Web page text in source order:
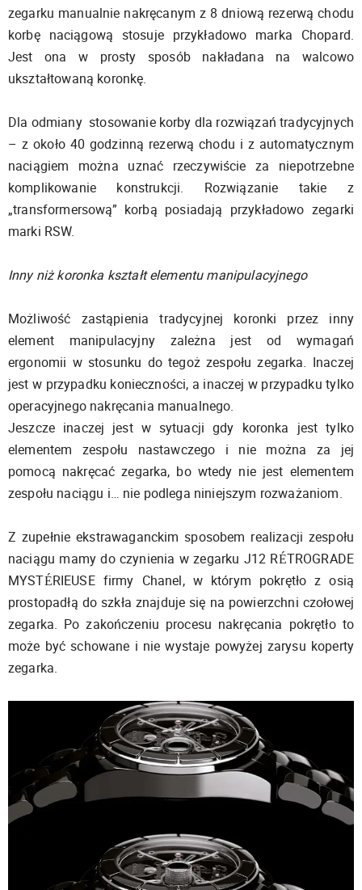
zegarku manualnie nakręcanym z 8 dniową rezerwą chodu
korbę naciągową stosuje przykładowo marka Chopard.
Jest ona w prosty sposób nakładana na walcowo
ukształtowaną koronkę.
Dla odmiany stosowanie korby dla rozwiązań tradycyjnych
– z około 40 godzinną rezerwą chodu i z automatycznym
naciągiem można uznać rzeczywiście za niepotrzebne
komplikowanie konstrukcji. Rozwiązanie takie z
„transformersową” korbą posiadają przykładowo zegarki
marki RSW.
Inny niż koronka kształt elementu manipulacyjnego
Możliwość zastąpienia tradycyjnej koronki przez inny
element manipulacyjny zależna jest od wymagań
ergonomii w stosunku do tegoż zespołu zegarka. Inaczej
jest w przypadku konieczności, a inaczej w przypadku tylko
operacyjnego nakręcania manualnego.
Jeszcze inaczej jest w sytuacji gdy koronka jest tylko
elementem zespołu nastawczego i nie można za jej
pomocą nakręcać zegarka, bo wtedy nie jest elementem
zespołu naciągu i… nie podlega niniejszym rozważaniom.
Z zupełnie ekstrawaganckim sposobem realizacji zespołu
naciągu mamy do czynienia w zegarku J12 RÉTROGRADE
MYSTÉRIEUSE firmy Chanel, w którym pokrętło z osią
prostopadłą do szkła znajduje się na powierzchni czołowej
zegarka. Po zakończeniu procesu nakręcania pokrętło to
może być schowane i nie wystaje powyżej zarysu koperty
zegarka.